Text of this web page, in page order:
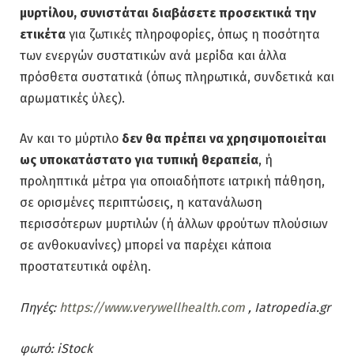
μυρτίλου, συνιστάται διαβάσετε προσεκτικά την
ετικέτα για ζωτικές πληροφορίες, όπως η ποσότητα
των ενεργών συστατικών ανά μερίδα και άλλα
πρόσθετα συστατικά (όπως πληρωτικά, συνδετικά και
αρωματικές ύλες).
Αν και το μύρτιλο δεν θα πρέπει να χρησιμοποιείται
ως υποκατάστατο για τυπική θεραπεία, ή
προληπτικά μέτρα για οποιαδήποτε ιατρική πάθηση,
σε ορισμένες περιπτώσεις, η κατανάλωση
περισσότερων μυρτιλών (ή άλλων φρούτων πλούσιων
σε ανθοκυανίνες) μπορεί να παρέχει κάποια
προστατευτικά οφέλη.
Πηγές: https://www.verywellhealth.com , Iatropedia.gr
φωτό: iStock